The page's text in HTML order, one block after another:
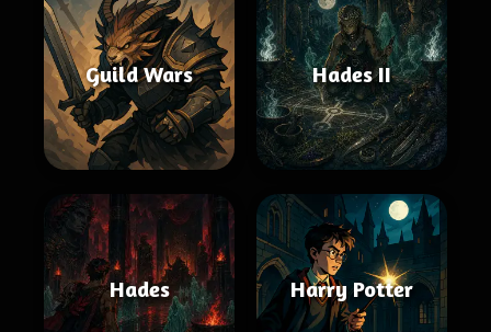
Guild Wars Hades II
Hades Harry Potter